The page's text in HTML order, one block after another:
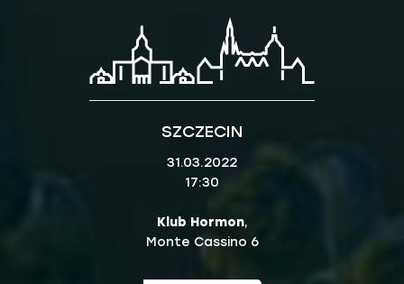
SZCZECIN
31.03.2022
17:30
Klub Hormon,
Monte Cassino 6